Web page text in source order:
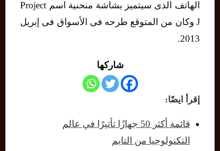
الهاتف الذى سيتميز بشاشة منحنية اسم Project
J وكان من المتوقع طرحه فى الأسواق فى إبريل
2013.
شاركها
إقرأ ايضًا:
قائمة أكثر 50 جهازًا تأثيرًا في عالم
التكنولوجيا من التايم